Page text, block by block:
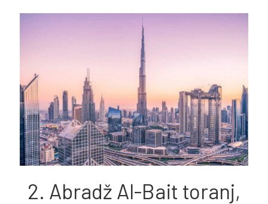
2. Abradž Al-Bait toranj,